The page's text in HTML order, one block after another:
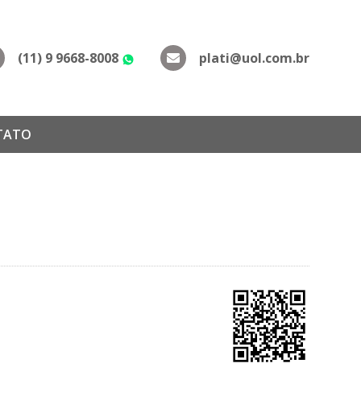
(11) 9 9668-8008 WhatsAppplati@uol.com.br